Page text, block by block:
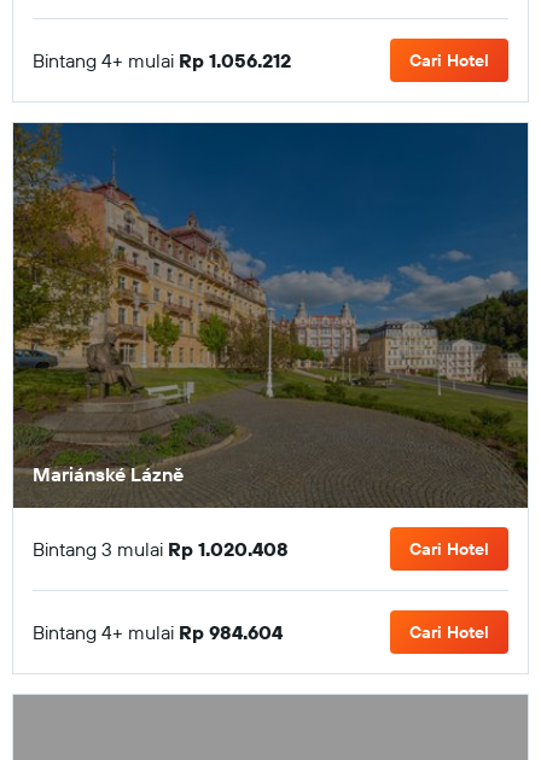
Bintang 4+ mulai Rp 1.056.212 Cari Hotel
Mariánské Lázně
Bintang 3 mulai Rp 1.020.408 Cari Hotel
Bintang 4+ mulai Rp 984.604 Cari Hotel